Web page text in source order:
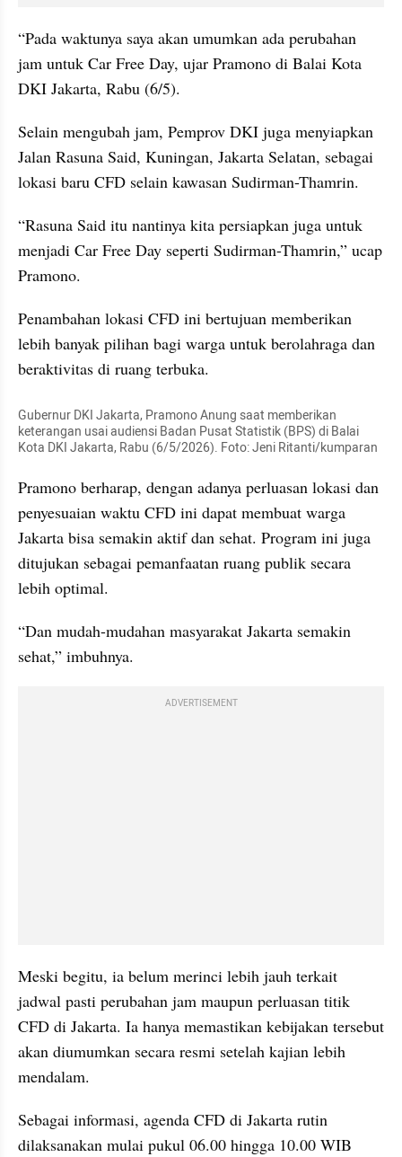
“Pada waktunya saya akan umumkan ada perubahan
jam untuk Car Free Day, ujar Pramono di Balai Kota
DKI Jakarta, Rabu (6/5).
Selain mengubah jam, Pemprov DKI juga menyiapkan
Jalan Rasuna Said, Kuningan, Jakarta Selatan, sebagai
lokasi baru CFD selain kawasan Sudirman-Thamrin.
“Rasuna Said itu nantinya kita persiapkan juga untuk
menjadi Car Free Day seperti Sudirman-Thamrin,” ucap
Pramono.
Penambahan lokasi CFD ini bertujuan memberikan
lebih banyak pilihan bagi warga untuk berolahraga dan
beraktivitas di ruang terbuka.
Gubernur DKI Jakarta, Pramono Anung saat memberikan
keterangan usai audiensi Badan Pusat Statistik (BPS) di Balai
Kota DKI Jakarta, Rabu (6/5/2026). Foto: Jeni Ritanti/kumparan
Pramono berharap, dengan adanya perluasan lokasi dan
penyesuaian waktu CFD ini dapat membuat warga
Jakarta bisa semakin aktif dan sehat. Program ini juga
ditujukan sebagai pemanfaatan ruang publik secara
lebih optimal.
“Dan mudah-mudahan masyarakat Jakarta semakin
sehat,” imbuhnya.
ADVERTISEMENT
Meski begitu, ia belum merinci lebih jauh terkait
jadwal pasti perubahan jam maupun perluasan titik
CFD di Jakarta. Ia hanya memastikan kebijakan tersebut
akan diumumkan secara resmi setelah kajian lebih
mendalam.
Sebagai informasi, agenda CFD di Jakarta rutin
dilaksanakan mulai pukul 06.00 hingga 10.00 WIB